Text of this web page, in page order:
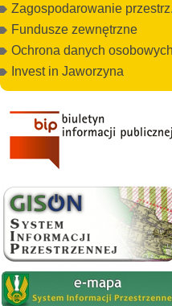
Zagospodarowanie przestrz.
Fundusze zewnętrzne
Ochrona danych osobowych
Invest in Jaworzyna